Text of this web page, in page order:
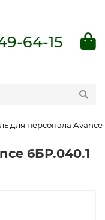
64-15
для персонала Avance
6БР.040.1